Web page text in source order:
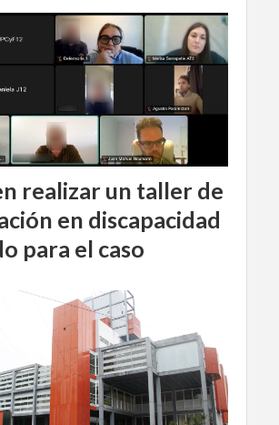
realizar un taller de
en discapacidad
para el caso